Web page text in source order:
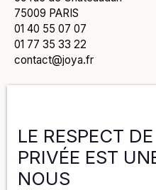
75009 PARIS
01 40 55 07 07
01 77 35 33 22
contact@joya.fr
Politique de cookies
LE RESPECT
PRIVÉE EST
NOUS